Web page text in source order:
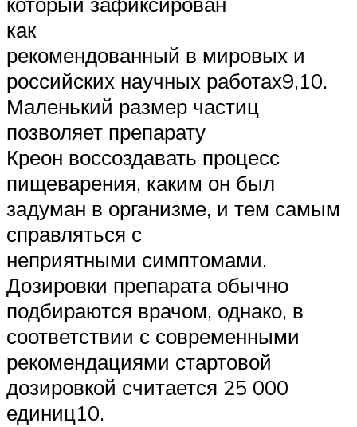
как
рекомендованный в мировых и
российских научных работах9,10.
Маленький размер частиц
позволяет препарату
Креон воссоздавать процесс
пищеварения, каким он был
задуман в организме, и тем самым
справляться с
неприятными симптомами.
Дозировки препарата обычно
подбираются врачом, однако, в
соответствии с современными
рекомендациями стартовой
дозировкой считается 25 000
единиц10.